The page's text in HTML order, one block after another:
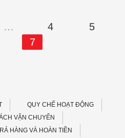
… 4
5
7
QUY CHẾ HOẠT ĐỘNG
VẬN CHUYỂN
HÀNG VÀ HOÀN TIỀN